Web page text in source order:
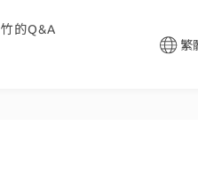
竹的Q&A
繁